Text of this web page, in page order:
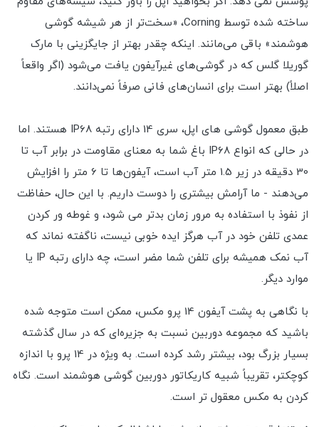
ساخته شده توسط Corning، «سخت‌تر از هر شیشه گوشی
هوشمند» باقی می‌مانند. اینکه چقدر بهتر از جایگزینی با مارک
گوریلا گلس که در گوشی‌های غیرآیفون یافت می‌شود (اگر واقعاً
اصلاً) بهتر است برای انسان‌های فانی صرفاً نمی‌دانند.
طبق معمول گوشی های اپل، سری 14 دارای رتبه IP68 هستند. اما
در حالی که انواع IP68 باغ شما به معنای مقاومت در برابر آب تا
30 دقیقه در زیر 1.5 متر آب است، آیفون‌ها تا 6 متر را افزایش
می‌دهند - ما آرامش بیشتری را دوست داریم. با این حال، حفاظت
از نفوذ با استفاده به مرور زمان بدتر می شود، و غوطه ور کردن
عمدی تلفن خود در آب هرگز ایده خوبی نیست، ناگفته نماند که
آب نمک همیشه برای تلفن شما مضر است، چه دارای رتبه IP یا
موارد دیگر.
با نگاهی به پشت آیفون 14 پرو مکس، ممکن است متوجه شده
باشید که مجموعه دوربین نسبت به جزیره‌ای که در سال گذشته
بسیار بزرگ بود، بیشتر رشد کرده است. به ویژه در 14 پرو با اندازه
کوچکتر، تقریباً شبیه کاریکاتور دوربین گوشی هوشمند است. نگاه
کردن به مکس معقول تر است.